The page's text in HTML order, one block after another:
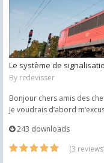
Le système de
By rcdevisser
Bonjour chers amis des
Je voudrais d’abord
243 downloads
(3